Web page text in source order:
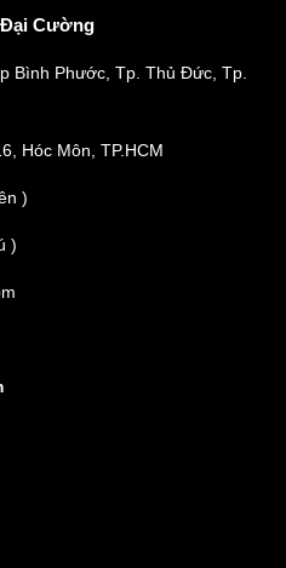
Đại Cường
Bình Phước, Tp. Thủ Đức, Tp.
Hóc Môn, TP.HCM
)
)